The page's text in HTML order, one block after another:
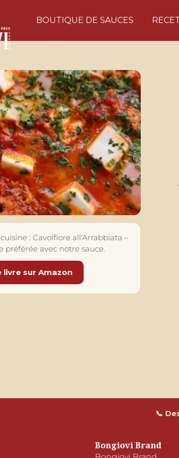
BOUTIQUE DE SAUCES
: Cavolfiore all'Arrabbiata –
préférée avec notre sauce.
livre sur Amazon
📞
Bongiovi Brand